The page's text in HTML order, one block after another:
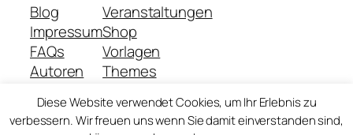
Blog
Impressum
FAQs
Autoren
Veranstaltungen
Shop
Vorlagen
Themes
Diese Website verwendet Cookies, um Ihr Erlebnis zu
verbessern. Wir freuen uns wenn Sie damit einverstanden sind,